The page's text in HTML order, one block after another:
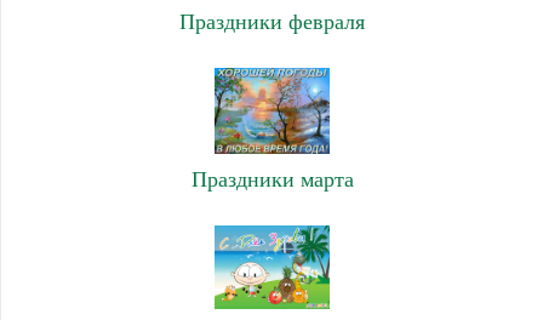
Праздники февраля
Праздники марта